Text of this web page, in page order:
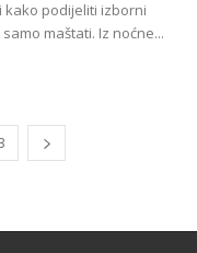
kako podijeliti izborni
maštati. Iz noćne...